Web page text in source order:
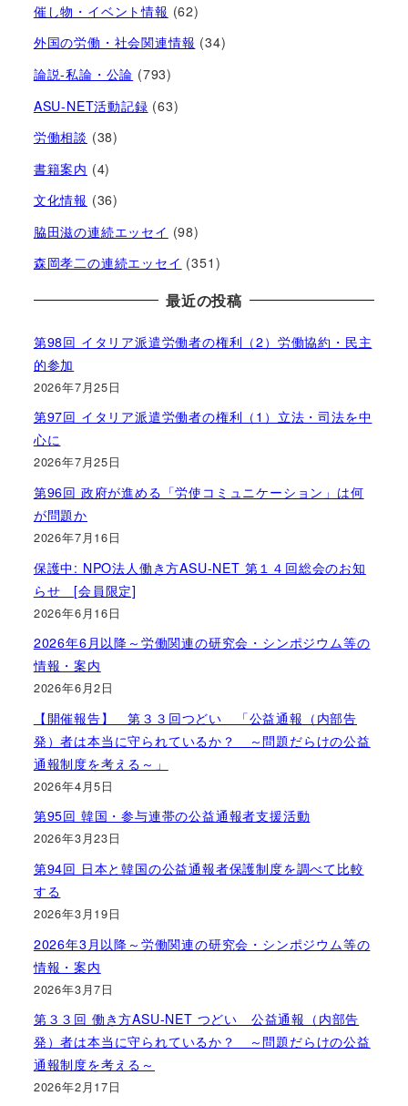
催し物・イベント情報 (62)
外国の労働・社会関連情報 (34)
論説-私論・公論 (793)
ASU-NET活動記録 (63)
労働相談 (38)
書籍案内 (4)
文化情報 (36)
脇田滋の連続エッセイ (98)
森岡孝二の連続エッセイ (351)
最近の投稿
第98回 イタリア派遣労働者の権利（2）労働協約・民主
的参加
2026年7月25日
第97回 イタリア派遣労働者の権利（1）立法・司法を中
心に
2026年7月25日
第96回 政府が進める「労使コミュニケーション」は何
が問題か
2026年7月16日
保護中: NPO法人働き方ASU-NET 第１４回総会のお知
らせ [会員限定]
2026年6月16日
2026年6月以降～労働関連の研究会・シンポジウム等の
情報・案内
2026年6月2日
【開催報告】 第３３回つどい 「公益通報（内部告
発）者は本当に守られているか？ ～問題だらけの公益
通報制度を考える～」
2026年4月5日
第95回 韓国・参与連帯の公益通報者支援活動
2026年3月23日
第94回 日本と韓国の公益通報者保護制度を調べて比較
する
2026年3月19日
2026年3月以降～労働関連の研究会・シンポジウム等の
情報・案内
2026年3月7日
第３３回 働き方ASU-NET つどい 公益通報（内部告
発）者は本当に守られているか？ ～問題だらけの公益
通報制度を考える～
2026年2月17日